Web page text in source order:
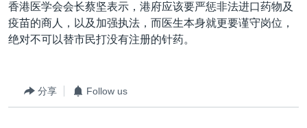
香港医学会会长蔡坚表示，港府应该要严惩非法进口药物及
疫苗的商人，以及加强执法，而医生本身就更要谨守岗位，
绝对不可以替市民打没有注册的针药。
分享 Follow us